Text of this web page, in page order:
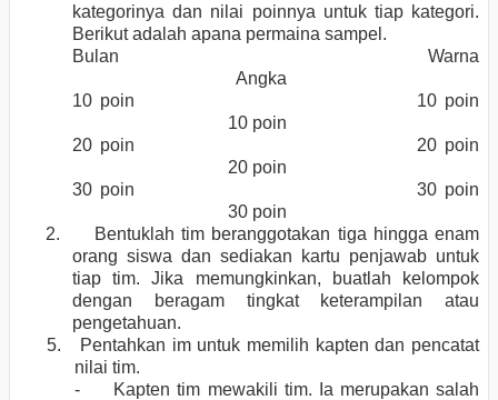
kategorinya dan nilai poinnya untuk tiap kategori.
Berikut adalah apana permaina sampel.
Bulan Warna
Angka
10 poin 10 poin
10 poin
20 poin 20 poin
20 poin
30 poin 30 poin
30 poin
2.
Bentuklah tim beranggotakan tiga hingga enam
orang siswa dan sediakan kartu penjawab untuk
tiap tim. Jika memungkinkan, buatlah kelompok
dengan beragam tingkat keterampilan atau
pengetahuan.
5. Pentahkan im untuk memilih kapten dan pencatat
nilai tim.
- Kapten tim mewakili tim. Ia merupakan salah